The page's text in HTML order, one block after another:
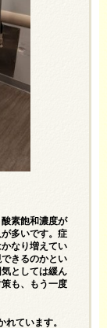
素飽和濃度が
多いです。症
なり増えてい
きるのかとい
としては緩ん
も、もう一度
ています。